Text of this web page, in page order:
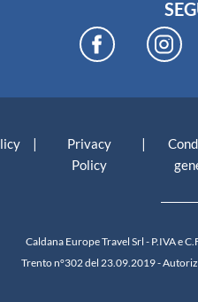
|
Privacy
Policy
|
Caldana Europe Travel Srl - P.IVA e
Trento n°302 del 23.09.2019 -